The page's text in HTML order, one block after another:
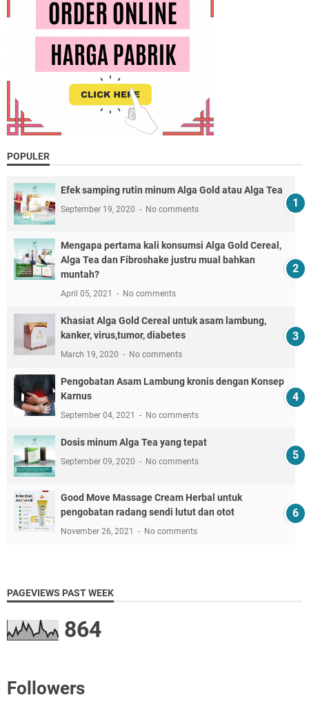
POPULER
Efek samping rutin minum Alga Gold atau Alga Tea
September 19, 2020 No comments
Mengapa pertama kali konsumsi Alga Gold Cereal,
Alga Tea dan Fibroshake justru mual bahkan
muntah?
April 05, 2021 No comments
Khasiat Alga Gold Cereal untuk asam lambung,
kanker, virus,tumor, diabetes
March 19, 2020 No comments
Pengobatan Asam Lambung kronis dengan Konsep
Karnus
September 04, 2021 No comments
Dosis minum Alga Tea yang tepat
September 09, 2020 No comments
Good Move Massage Cream Herbal untuk
pengobatan radang sendi lutut dan otot
November 26, 2021 No comments
PAGEVIEWS PAST WEEK
864
Followers